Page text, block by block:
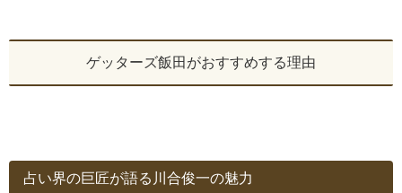
ゲッターズ飯田がおすすめする理由
占い界の巨匠が語る川合俊一の魅力